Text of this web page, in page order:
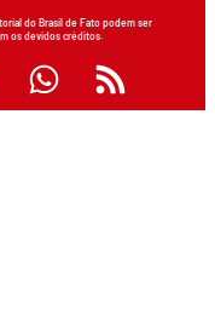
do Brasil de Fato podem ser
os devidos créditos.